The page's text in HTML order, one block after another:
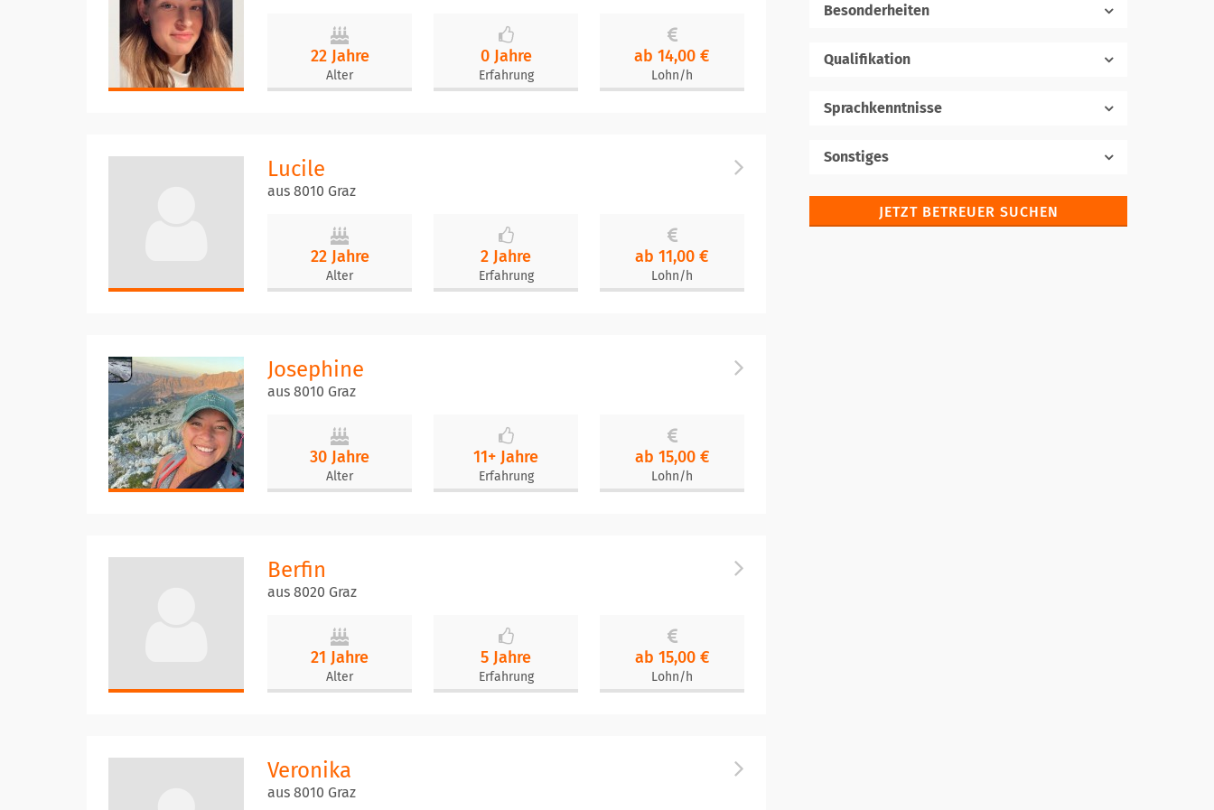
22 Jahre
Alter
0 Jahre
Erfahrung
ab 14,00 €
Lohn/h
Lucile
aus 8010 Graz
22 Jahre
Alter
2 Jahre
Erfahrung
ab 11,00 €
Lohn/h
Josephine
aus 8010 Graz
30 Jahre
Alter
11+ Jahre
Erfahrung
ab 15,00 €
Lohn/h
Berfin
aus 8020 Graz
21 Jahre
Alter
5 Jahre
Erfahrung
ab 15,00 €
Lohn/h
Veronika
aus 8010 Graz
Besonderheiten
Qualifikation
Sprachkenntnisse
Fremdsprachen
Sonstiges
JETZT BETREUER SUCHEN